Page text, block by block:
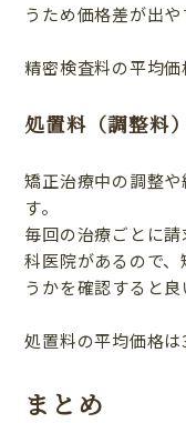
うため価格差が出や
精密検査料の平均価
処置料（調整料）
矯正治療中の調整
す。
毎回の治療ごとに
科医院があるので
うかを確認すると良
処置料の平均価格は
まとめ